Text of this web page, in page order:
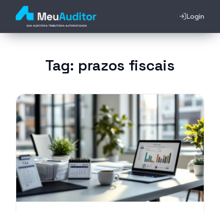
Login
Tag: prazos fiscais